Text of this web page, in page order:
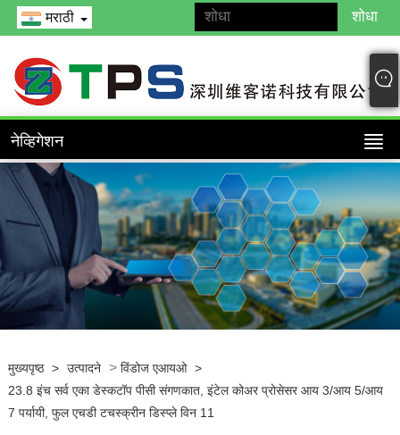
मराठी
नेव्हिगेशन
मुख्यपृष्ठ > उत्पादने > विंडोज एआयओ >
23.8 इंच सर्व एका डेस्कटॉप पीसी संगणकात, इंटेल कोअर प्रोसेसर आय 3/आय 5/आय
7 पर्यायी, फुल एचडी टचस्क्रीन डिस्प्ले विन 11